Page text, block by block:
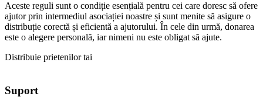
Aceste reguli sunt o condiție esențială pentru cei care doresc să ofere
ajutor prin intermediul asociației noastre și sunt menite să asigure o
distribuție corectă și eficientă a ajutorului. În cele din urmă, donarea
este o alegere personală, iar nimeni nu este obligat să ajute.
Distribuie prietenilor tai
Suport